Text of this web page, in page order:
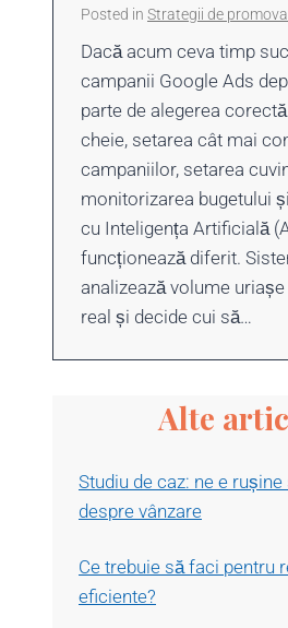
Posted in Strategii de
Dacă acum ceva timp
campanii Google Ads
parte de alegerea
cheie, setarea cât mai
campaniilor, setarea
monitorizarea bugetului
cu Inteligența Artificială
funcționează diferit.
analizează volume
real și decide cui să…
Alte
Studiu de caz: ne e
despre vânzare
Ce trebuie să faci pentru
eficiente?